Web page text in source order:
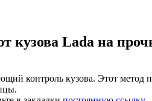
кузова Lada на
контроль кузова. Этот метод